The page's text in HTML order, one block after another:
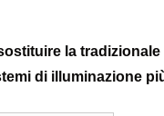
la
di illuminazione